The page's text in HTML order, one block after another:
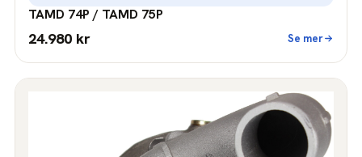
TAMD 74P / TAMD 75P
24.980 kr Se mer